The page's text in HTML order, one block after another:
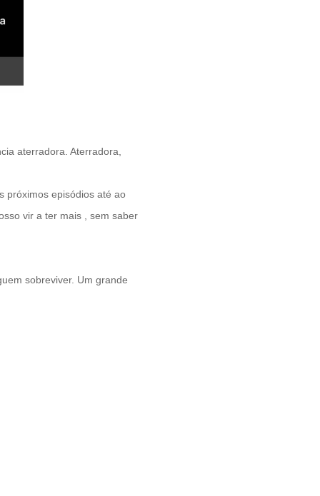
aterradora. Aterradora,
próximos episódios até ao
vir a ter mais , sem saber
sobreviver. Um grande